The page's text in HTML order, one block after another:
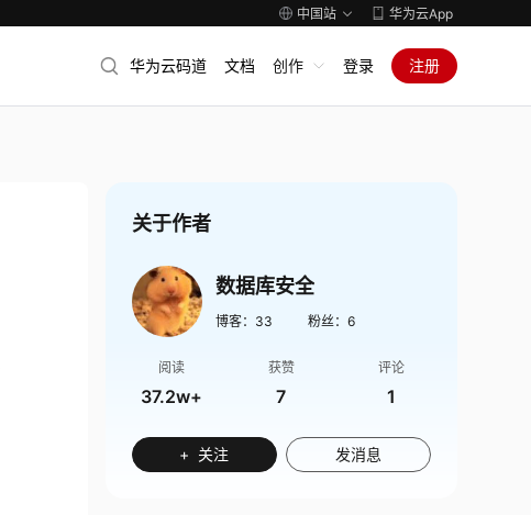
中国站 华为云App
华为云码道 文档 创作 登录 注册
关于作者
数据库安全
博客： 33 粉丝： 6
阅读
37.2w+
获赞
7
评论
1
+ 关注 发消息